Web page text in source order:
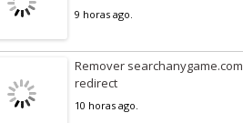
9 horas ago.
Remover searchanygame.com
redirect
10 horas ago.